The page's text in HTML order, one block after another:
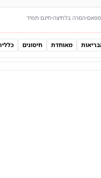
ספאם הסרה בלחיצה חינם תמיד
מאוחדת חיסונים